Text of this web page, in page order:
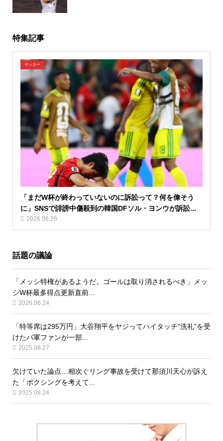
特集記事
サッカー
「まだW杯が終わっていないのに訴訟って？何を偉そう
に」SNSで誹謗中傷殺到の韓国DFソル・ヨンウが訴訟...
2026.06.26
話題の議論
「メッシ特権があるようだ。ゴールは取り消されるべき」メッ
シW杯最多得点更新直前...
2026.06.24
「特等席は295万円」大谷翔平をヤジってハイタッチ“洗礼”を受
けたパ軍ファンが一部...
2025.08.27
欠けていた論点…相次ぐリング事故を受けて那須川天心が訴え
た「ボクシングを考えて...
2025.08.24